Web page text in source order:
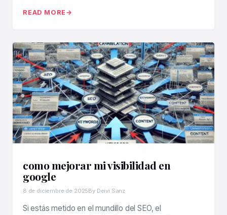
READ MORE
como mejorar mi visibilidad en
google
8 de diciembre de 2025By Deivi Sanz
Si estás metido en el mundillo del SEO, el